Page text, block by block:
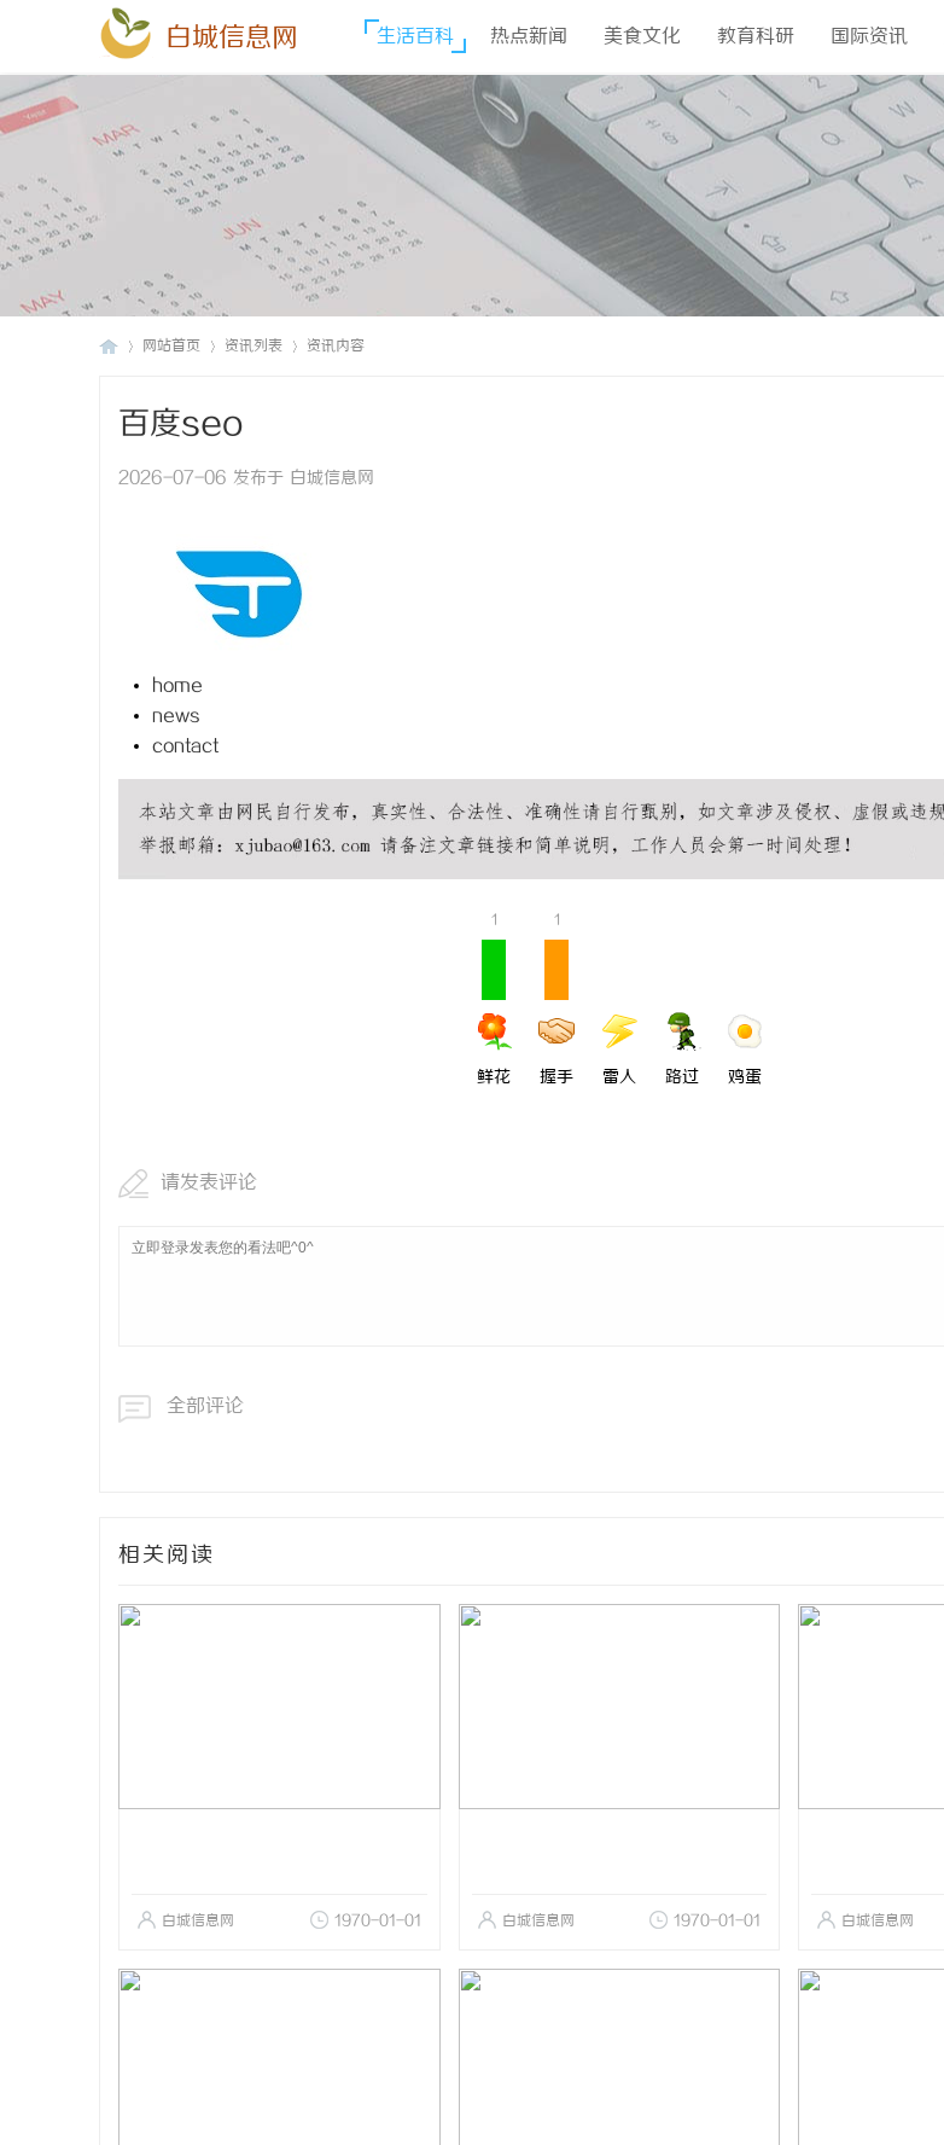
白城信息网 生活百科 热点新闻 美食文化 教育科研 国际资讯
网站首页 资讯列表 资讯内容
百度seo
2026-07-06 发布于 白城信息网
home
news
contact
1
鲜花
1
握手 雷人 路过 鸡蛋
请发表评论
全部评论
相关阅读
白城信息网 1970-01-01 白城信息网 1970-01-01 白城信息网